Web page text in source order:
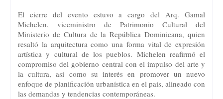
El cierre del evento estuvo a cargo del Arq. Gamal
Michelen, viceministro de Patrimonio Cultural del
Ministerio de Cultura de la República Dominicana, quien
resaltó la arquitectura como una forma vital de expresión
artística y cultural de los pueblos. Michelen reafirmó el
compromiso del gobierno central con el impulso del arte y
la cultura, así como su interés en promover un nuevo
enfoque de planificación urbanística en el país, alineado con
las demandas y tendencias contemporáneas.